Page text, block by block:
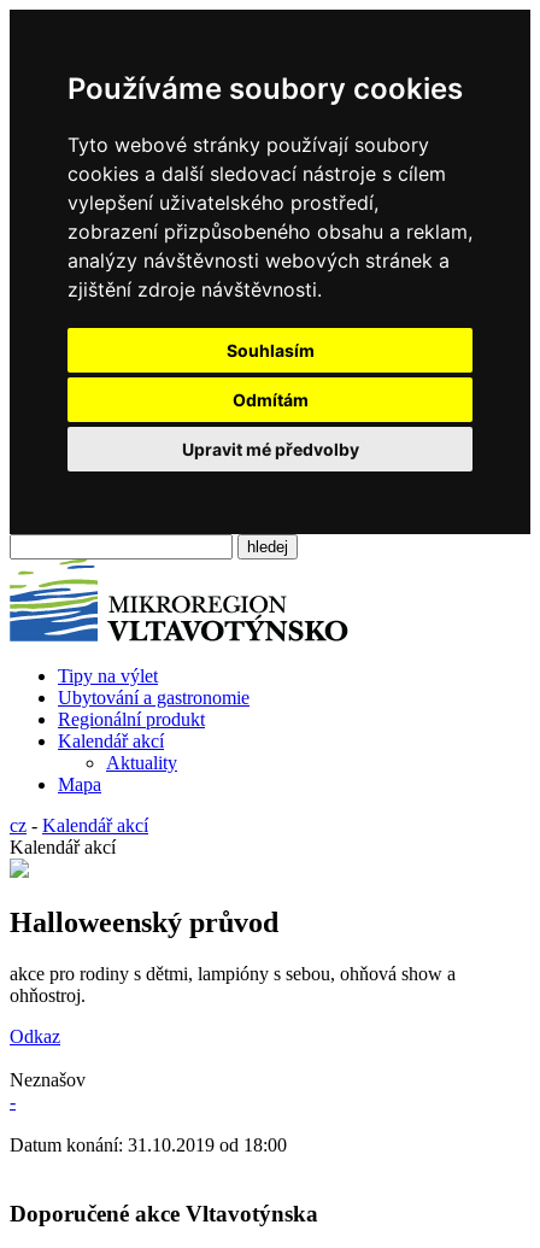
Používáme soubory cookies
Tyto webové stránky používají soubory
cookies a další sledovací nástroje s cílem
vylepšení uživatelského prostředí,
zobrazení přizpůsobeného obsahu a reklam,
analýzy návštěvnosti webových stránek a
zjištění zdroje návštěvnosti.
Souhlasím
Odmítám
Upravit mé předvolby
Tipy na výlet
Ubytování a gastronomie
Regionální produkt
Kalendář akcí
Aktuality
Mapa
cz - Kalendář akcí
Kalendář akcí
Halloweenský průvod
akce pro rodiny s dětmi, lampióny s sebou, ohňová show a
ohňostroj.
Odkaz
Neznašov
-
Datum konání: 31.10.2019 od 18:00
Doporučené akce Vltavotýnska